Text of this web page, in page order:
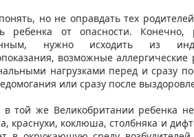
но не оправдать тех
ребенка от опасности.
нужно исходить из
возможные
нагрузками перед и сразу
или сразу после
в той же Великобритании ребенка
краснухи, коклюша, столбняка и